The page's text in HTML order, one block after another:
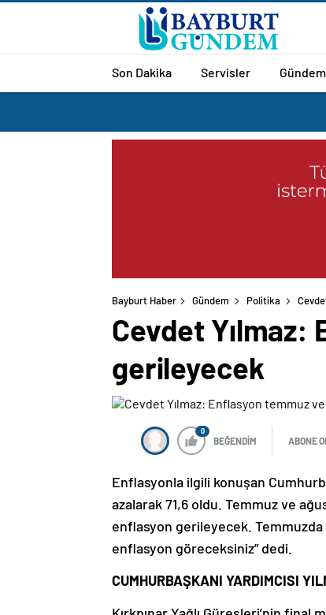
Son Dakika Servisler Gündem
Bayburt Haber Gündem Politika
Cevdet Yılmaz:
gerileyecek
0
BEĞENDİM ABONE
Enflasyonla ilgili konuşan
azalarak 71,6 oldu. Temmuz ve
enflasyon gerileyecek. Temmuzda
enflasyon göreceksiniz” dedi.
CUMHURBAŞKANI YARDIMCISI